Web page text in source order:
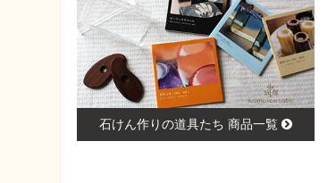
石けん作りの道具たち 商品一覧